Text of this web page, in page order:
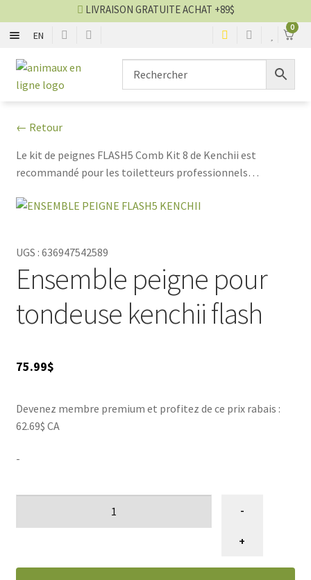
EN
0
Aller
à
Aller
au
LIVRAISON GRATUITE ACHAT +89$
CHIENS
SERVICES
🍁 PRODUITS CANADIEN
VENTES
← Retour
Le kit de peignes FLASH5 Comb Kit 8 de Kenchii est
recommandé pour les toiletteurs professionnels
également pour les amateurs passionnés qui souhaitent
UGS : 636947542589
Ensemble peigne pour
tondeuse kenchii flash
75.99$
Devenez membre premium et profitez de ce prix rabais :
62.69$ CA
-
ENSEMBLE
FLASH5
-
+